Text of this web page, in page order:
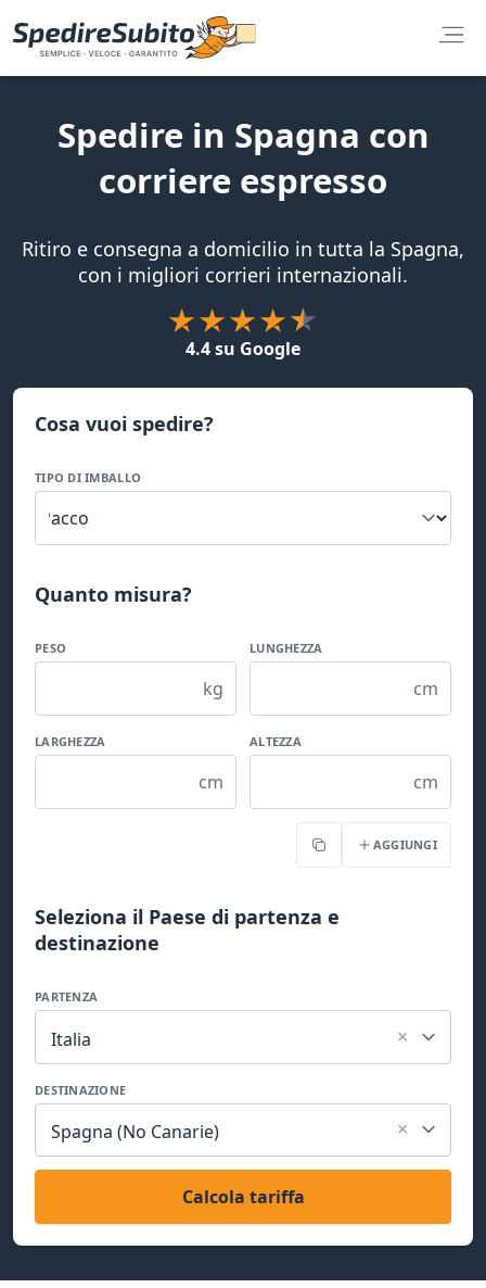
Spedire in Spagna con
corriere espresso
Ritiro e consegna a domicilio in tutta la Spagna,
con i migliori corrieri internazionali.
4.4 su Google
Cosa vuoi spedire?
TIPO DI IMBALLO
Quanto misura?
PESO
kg
LUNGHEZZA
cm
LARGHEZZA
cm
ALTEZZA
cm
Copia AGGIUNGI
Seleziona il Paese di partenza e
destinazione
PARTENZA
Italia ×
DESTINAZIONE
Spagna (No Canarie) ×
Calcola tariffa